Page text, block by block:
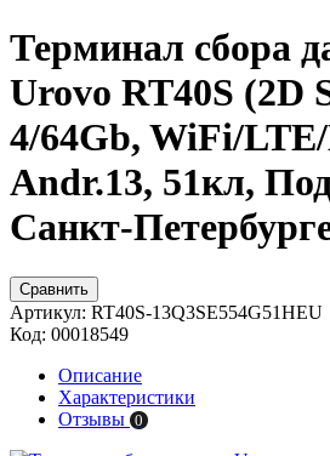
Терминал сбора
Urovo RT40S (2D
4/64Gb, WiFi/
Andr.13, 51кл,
Санкт-
Сравнить
Артикул: RT40S-13Q3SE554G51HEU
Код: 00018549
Описание
Характеристики
Отзывы 0